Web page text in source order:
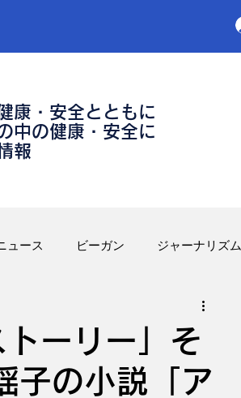
康・安全とともに
中の健康・安全に
報
ュース ビーガン ジャーナリズム
ーリー」そ
の小説「ア